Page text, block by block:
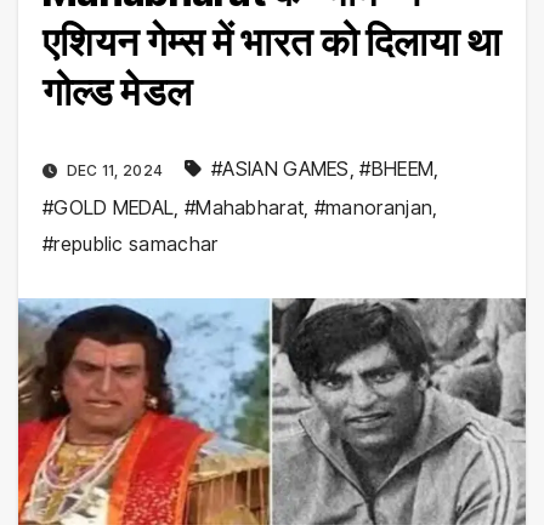
एशियन गेम्स में भारत को दिलाया था
गोल्ड मेडल
DEC 11, 2024 #ASIAN GAMES,#BHEEM,
#GOLD MEDAL, #Mahabharat, #manoranjan,
#republic samachar